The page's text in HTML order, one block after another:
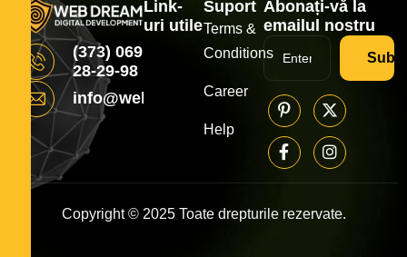
(373) 069
28-29-98
info@webdream.md
Link-
uri utile
Suport
Terms &
Conditions
Career
Help
Abonați-vă la
emailul nostru
Copyright © 2025 Toate drepturile rezervate.